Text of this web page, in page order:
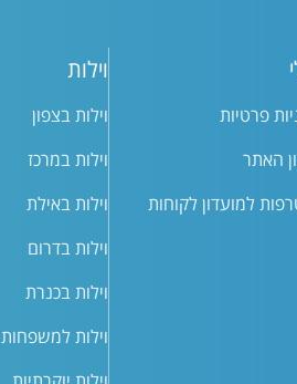
פרטיות
האתר
למועדון לקוחות
וילות
וילות בצפון
וילות במרכז
וילות באילת
וילות בדרום
וילות בכנרת
וילות למשפחות